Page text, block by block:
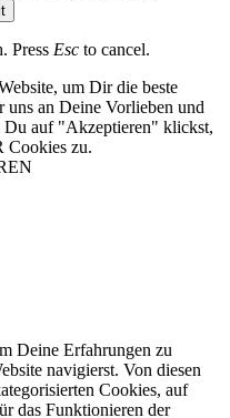
Press Esc to cancel.
um Dir die beste
an Deine Vorlieben und
Du auf "Akzeptieren" klickst,
Cookies zu.
Deine Erfahrungen zu
navigierst. Von diesen
Cookies, auf
das Funktionieren der